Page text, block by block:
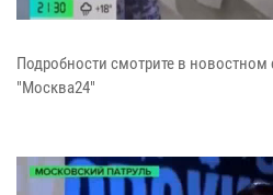
Подробности смотрите в новостном
"Москва24"